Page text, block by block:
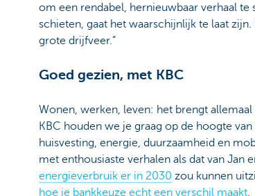
om een rendabel, hernieuwbaar verhaal te
schieten, gaat het waarschijnlijk te laat
grote drijfveer.”
Goed gezien, met KBC
Wonen, werken, leven: het brengt
KBC houden we je graag op de hoogte
huisvesting, energie, duurzaamheid en
met enthousiaste verhalen als dat van Jan
energieverbruik er in 2030 zou kunnen
hoe je bankkeuze echt een verschil maakt.